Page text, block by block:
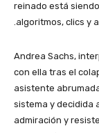
reinado está
algoritmos, clics y
Andrea Sachs,
con ella tras el
asistente
sistema y decidida
admiración y